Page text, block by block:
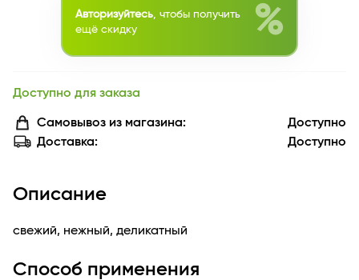
Авторизуйтесь , чтобы получить
ещё скидку
%
Доступно для заказа
Самовывоз из магазина:
Доступно
Доставка:
Доступно
Описание
свежий, нежный, деликатный
Способ применения